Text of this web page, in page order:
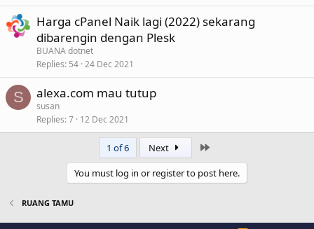
k
Harga cPanel Naik lagi (2022) sekarang
dibarengin dengan Plesk
BUANA dotnet
Replies 54 24 Dec 2021
S alexa.com mau tutup
susan
Replies 7 12 Dec 2021
1 of 6 Next
You must log in or register to post here.
RUANG TAMU